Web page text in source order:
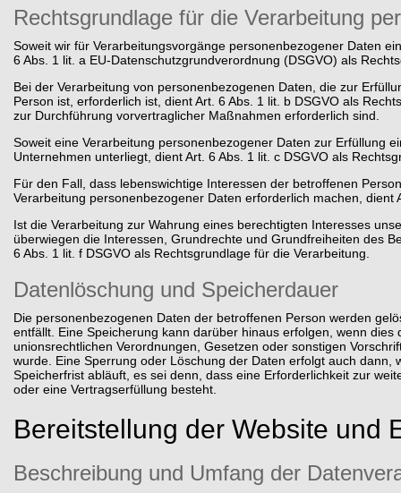
Rechtsgrundlage für die Verarbeitung
Soweit wir für Verarbeitungsvorgänge personenbezogener Daten
6 Abs. 1 lit. a EU-Datenschutzgrundverordnung (DSGVO) als
Bei der Verarbeitung von personenbezogenen Daten, die zur
Person ist, erforderlich ist, dient Art. 6 Abs. 1 lit. b DSGVO als
zur Durchführung vorvertraglicher Maßnahmen erforderlich sind.
Soweit eine Verarbeitung personenbezogener Daten zur Erfüllung
Unternehmen unterliegt, dient Art. 6 Abs. 1 lit. c DSGVO als
Für den Fall, dass lebenswichtige Interessen der betroffenen
Verarbeitung personenbezogener Daten erforderlich machen, dient
Ist die Verarbeitung zur Wahrung eines berechtigten Interesses
überwiegen die Interessen, Grundrechte und Grundfreiheiten des
6 Abs. 1 lit. f DSGVO als Rechtsgrundlage für die Verarbeitung.
Datenlöschung und Speicherdauer
Die personenbezogenen Daten der betroffenen Person werden
entfällt. Eine Speicherung kann darüber hinaus erfolgen, wenn
unionsrechtlichen Verordnungen, Gesetzen oder sonstigen
wurde. Eine Sperrung oder Löschung der Daten erfolgt auch
Speicherfrist abläuft, es sei denn, dass eine Erforderlichkeit zur
oder eine Vertragserfüllung besteht.
Bereitstellung der Website und
Beschreibung und Umfang der